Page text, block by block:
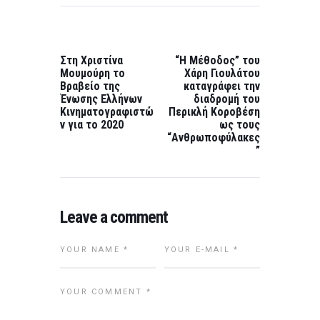
POST:
Στη Χριστίνα
Μουμούρη το
Βραβείο της
Ένωσης Ελλήνων
Κινηματογραφιστώ
ν για το 2020
“Η Μέθοδος” του
Χάρη Γιουλάτου
καταγράφει την
διαδρομή του
Περικλή Κοροβέση
ως τους
“Ανθρωποφύλακες
”
Leave a comment